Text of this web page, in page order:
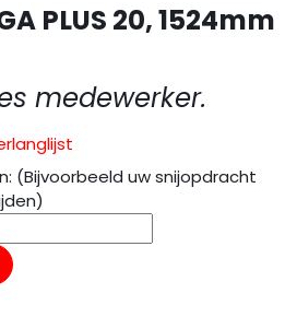
PLUS 20, 1524mm
medewerker.
(Bijvoorbeeld uw snijopdracht